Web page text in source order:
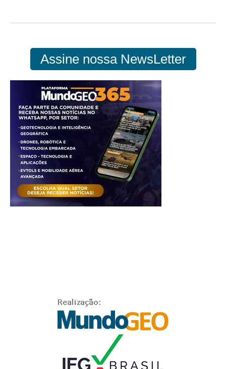
Assine nossa NewsLetter